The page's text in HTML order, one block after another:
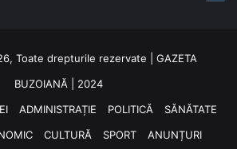
Toate drepturile rezervate | GAZETA
BUZOIANĂ | 2024
ADMINISTRAȚIE POLITICĂ
SĂNĂTATE
CULTURĂ SPORT ANUNȚURI